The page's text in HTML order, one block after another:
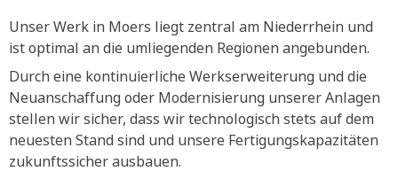
Unser Werk in Moers liegt zentral am Niederrhein und
ist optimal an die umliegenden Regionen angebunden.
Durch eine kontinuierliche Werkserweiterung und die
Neuanschaffung oder Modernisierung unserer Anlagen
stellen wir sicher, dass wir technologisch stets auf dem
neuesten Stand sind und unsere Fertigungskapazitäten
zukunftssicher ausbauen.